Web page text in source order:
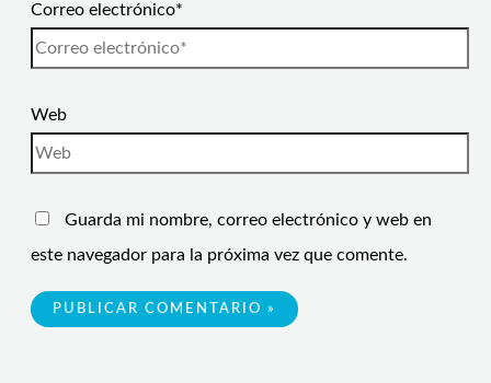
Correo electrónico*
Web
Guarda mi nombre, correo electrónico y web en
este navegador para la próxima vez que comente.